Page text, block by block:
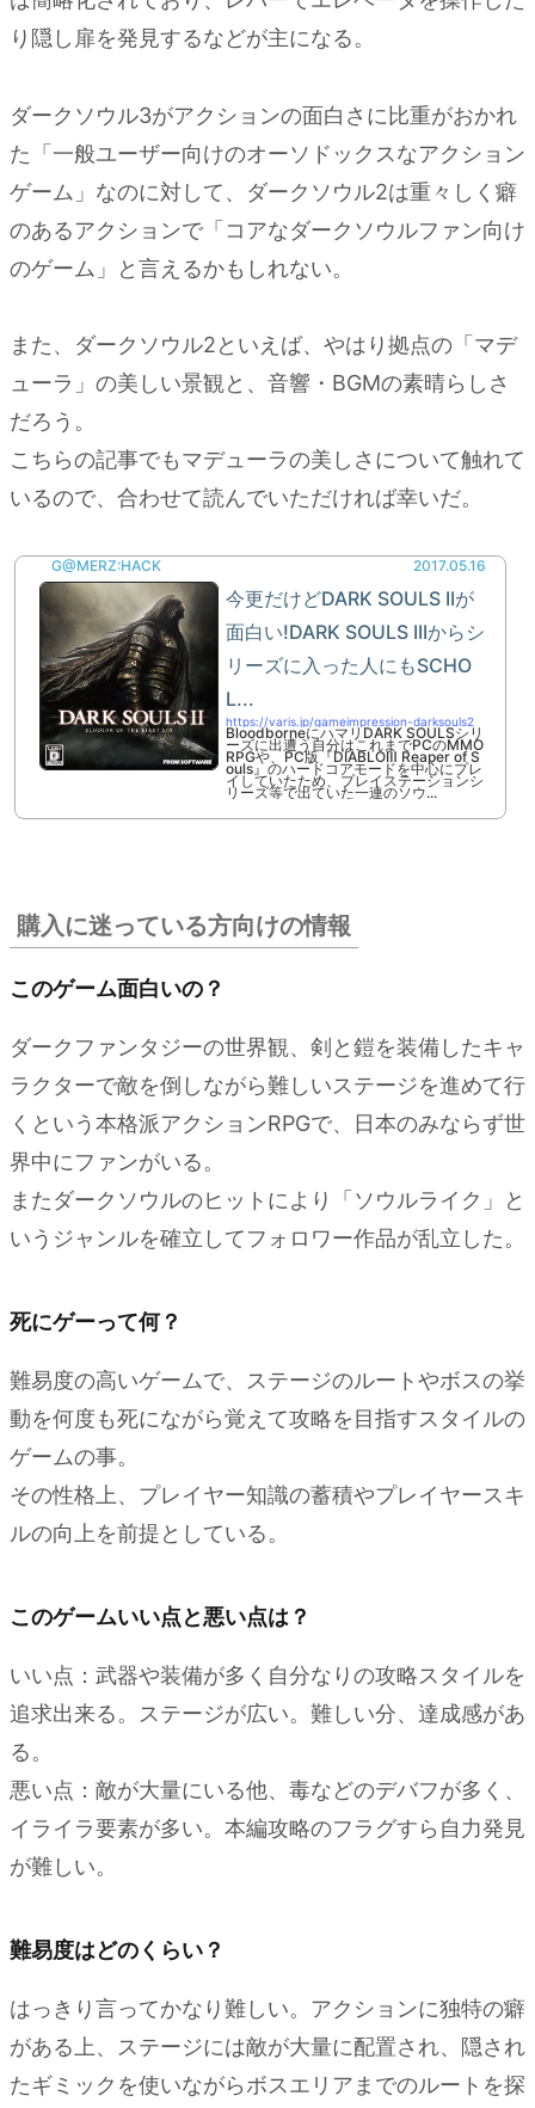
り隠し扉を発見するなどが主になる。
ダークソウル3がアクションの面白さに比重がおかれ
た「一般ユーザー向けのオーソドックスなアクション
ゲーム」なのに対して、ダークソウル2は重々しく癖
のあるアクションで「コアなダークソウルファン向け
のゲーム」と言えるかもしれない。
また、ダークソウル2といえば、やはり拠点の「マデ
ューラ」の美しい景観と、音響・BGMの素晴らしさ
だろう。
こちらの記事でもマデューラの美しさについて触れて
いるので、合わせて読んでいただければ幸いだ。
G@MERZ:HACK 2017.05.16
今更だけどDARK SOULS IIが
面白い!DARK SOULS IIIからシ
リーズに入った人にもSCHO
L...
https://varis.jp/gameimpression-darksouls2
BloodborneにハマリDARK SOULSシリ
ーズに出遭う自分はこれまでPCのMMO
RPGや、PC版『DIABLOⅢ Reaper of S
ouls』のハードコアモードを中心にプレ
イしていたため、プレイステーションシ
リーズ等で出ていた一連のソウ...
購入に迷っている方向けの情報
このゲーム面白いの？
ダークファンタジーの世界観、剣と鎧を装備したキャ
ラクターで敵を倒しながら難しいステージを進めて行
くという本格派アクションRPGで、日本のみならず世
界中にファンがいる。
またダークソウルのヒットにより「ソウルライク」と
いうジャンルを確立してフォロワー作品が乱立した。
死にゲーって何？
難易度の高いゲームで、ステージのルートやボスの挙
動を何度も死にながら覚えて攻略を目指すスタイルの
ゲームの事。
その性格上、プレイヤー知識の蓄積やプレイヤースキ
ルの向上を前提としている。
このゲームいい点と悪い点は？
いい点：武器や装備が多く自分なりの攻略スタイルを
追求出来る。ステージが広い。難しい分、達成感があ
る。
悪い点：敵が大量にいる他、毒などのデバフが多く、
イライラ要素が多い。本編攻略のフラグすら自力発見
が難しい。
難易度はどのくらい？
はっきり言ってかなり難しい。アクションに独特の癖
がある上、ステージには敵が大量に配置され、隠され
たギミックを使いながらボスエリアまでのルートを探